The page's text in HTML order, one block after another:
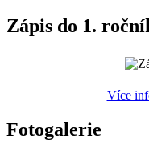
Zápis do 1.
Více
Fotogalerie